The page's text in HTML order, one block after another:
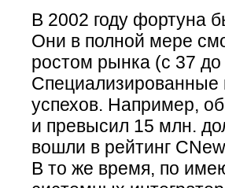
В 2002 году фортуна
Они в полной мере
ростом рынка (с 37
Специализированные
успехов. Например,
и превысил 15 млн.
вошли в рейтинг
В то же время, по